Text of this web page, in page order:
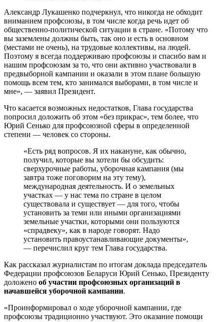
Александр Лукашенко подчеркнул, что никогда не обходит
вниманием профсоюзы, в том числе когда речь идет об
общественно-политической ситуации в стране. «Потому что
вы заземлены должны быть, так оно и есть в основном
(местами не очень), на трудовые коллективы, на людей.
Поэтому я всегда поддерживаю профсоюзы и спасибо вам и
нашим профсоюзам за то, что они активно участвовали в
предвыборной кампании и оказали в этом плане большую
помощь всем тем, кто занимался выборами, в том числе и
мне», — заявил Президент.
Что касается возможных недостатков, Глава государства
попросил доложить об этом «без прикрас», тем более, что
Юрий Сенько для профсоюзной сферы в определенной
степени — человек со стороны.
«Есть ряд вопросов. Я их накануне, как обычно,
получил, которые вы хотели бы обсудить:
сверхурочные работы, уборочная кампания (мы
завтра тоже поговорим на эту тему),
международная деятельность. И о земельных
участках — у нас тема по стране в целом
существовала и существует — для того, чтобы
установить за теми или иными организациями
земельные участки, которыми они пользуются
«спрадвеку», как в народе говорят. Надо
установить правоустанавливающие документы»,
— перечислил круг тем Глава государства.
Как рассказал журналистам по итогам доклада председатель
Федерации профсоюзов Беларуси Юрий Сенько, Президенту
доложено об участии профсоюзных организаций в
начавшейся уборочной кампании.
«Проинформировал о ходе уборочной кампании, где
профсоюзы традиционно участвуют. Это оказание помощи